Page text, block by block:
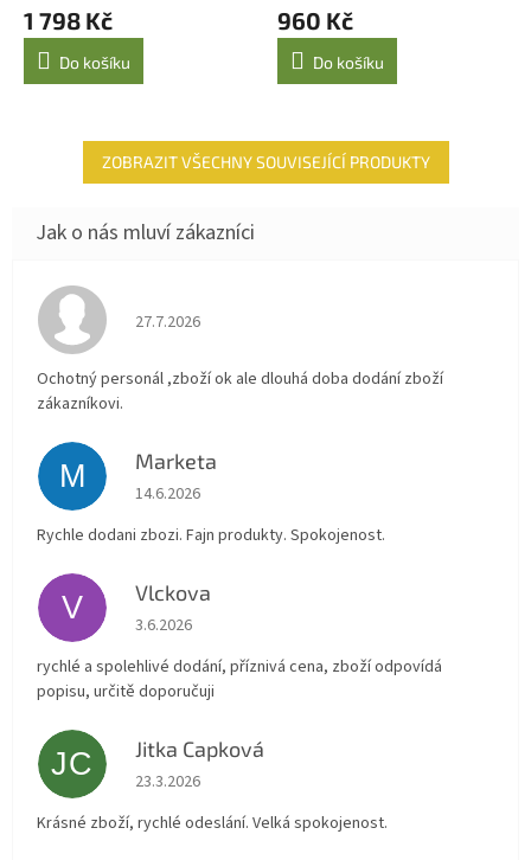
1 798 Kč
Do košíku
960 Kč
Do košíku
ZOBRAZIT VŠECHNY SOUVISEJÍCÍ PRODUKTY
Hodnocení obchodu je 4 z 5 hvězdiček.
27.7.2026
Ochotný personál ,zboží ok ale dlouhá doba dodání zboží
zákazníkovi.
M Marketa
Hodnocení obchodu je 5 z 5 hvězdiček.
14.6.2026
Rychle dodani zbozi. Fajn produkty. Spokojenost.
V Vlckova
Hodnocení obchodu je 5 z 5 hvězdiček.
3.6.2026
rychlé a spolehlivé dodání, příznivá cena, zboží odpovídá
popisu, určitě doporučuji
JC Jitka Capková
Hodnocení obchodu je 5 z 5 hvězdiček.
23.3.2026
Krásné zboží, rychlé odeslání. Velká spokojenost.